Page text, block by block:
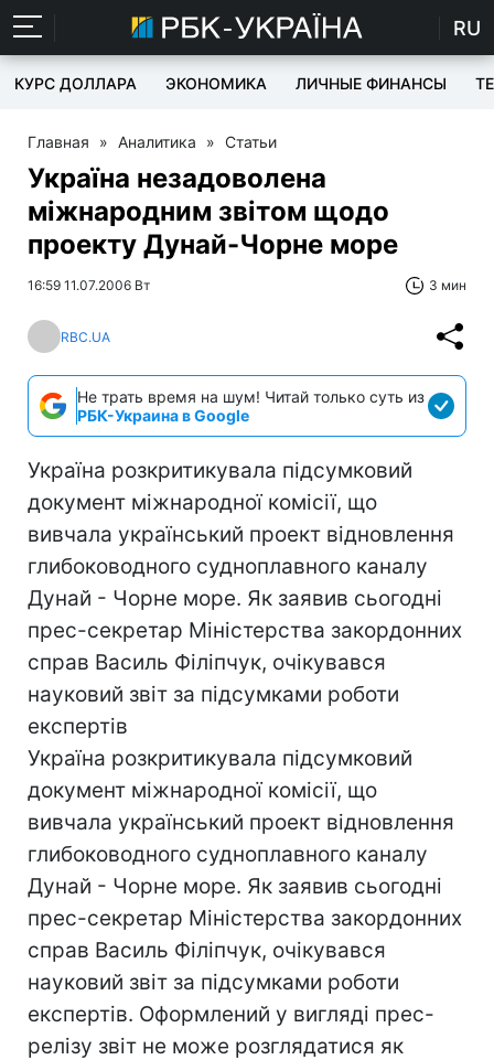
RU
КУРС ДОЛЛАРА ЭКОНОМИКА ЛИЧНЫЕ ФИНАНСЫ
Главная » Аналитика » Статьи
Україна незадоволена
міжнародним звітом щодо
проекту Дунай-Чорне море
16:59 11.07.2006 Вт 3 мин
RBC.UA
Не трать время на шум! Читай только суть из
РБК-Украина в Google
Україна розкритикувала підсумковий
документ міжнародної комісії, що
вивчала український проект відновлення
глибоководного судноплавного каналу
Дунай - Чорне море. Як заявив сьогодні
прес-секретар Міністерства закордонних
справ Василь Філіпчук, очікувався
науковий звіт за підсумками роботи
експертів
Україна розкритикувала підсумковий
документ міжнародної комісії, що
вивчала український проект відновлення
глибоководного судноплавного каналу
Дунай - Чорне море. Як заявив сьогодні
прес-секретар Міністерства закордонних
справ Василь Філіпчук, очікувався
науковий звіт за підсумками роботи
експертів. Оформлений у вигляді прес-
релізу звіт не може розглядатися як